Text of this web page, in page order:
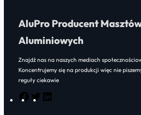
AluPro Producent
Aluminiowych
Znajdź nas na naszych mediach
Koncentrujemy się na produkcji więc nie
reguły ciekawie
F
T